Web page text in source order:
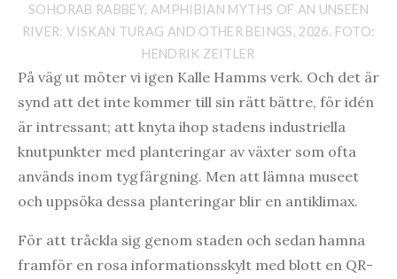
SOHORAB RABBEY, AMPHIBIAN MYTHS OF AN UNSEEN
RIVER: VISKAN TURAG AND OTHER BEINGS, 2026. FOTO:
HENDRIK ZEITLER
På väg ut möter vi igen Kalle Hamms verk. Och det är
synd att det inte kommer till sin rätt bättre, för idén
är intressant; att knyta ihop stadens industriella
knutpunkter med planteringar av växter som ofta
används inom tygfärgning. Men att lämna museet
och uppsöka dessa planteringar blir en antiklimax.
För att tråckla sig genom staden och sedan hamna
framför en rosa informationsskylt med blott en QR-